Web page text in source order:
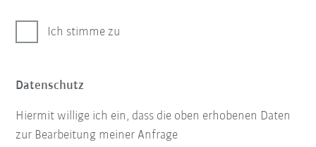
Ich stimme zu
Datenschutz
Hiermit willige ich ein, dass die oben erhobenen Daten
zur Bearbeitung meiner Anfrage